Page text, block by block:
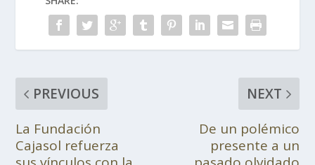
PREVIOUS
La Fundación
Cajasol refuerza
NEXT
De un polémico
presente a un